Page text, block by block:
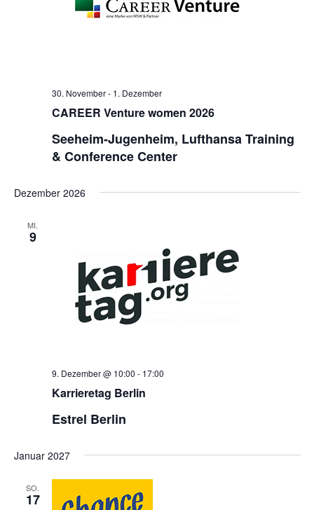
CAREER Venture women 2026
30. November- 1. Dezember
Seeheim-Jugenheim, Lufthansa Training
& Conference Center
Dezember 2026
MI.
9
Karrieretag Berlin
9. Dezember @ 10:00 - 17:00
Estrel Berlin
Januar 2027
SO.
17